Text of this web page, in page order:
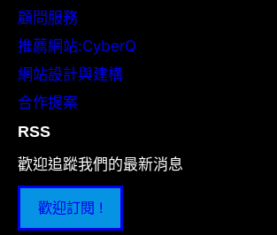
顧問服務
推薦網站:CyberQ
網站設計與建構
合作提案
RSS
歡迎追蹤我們的最新消息
歡迎訂閱 !